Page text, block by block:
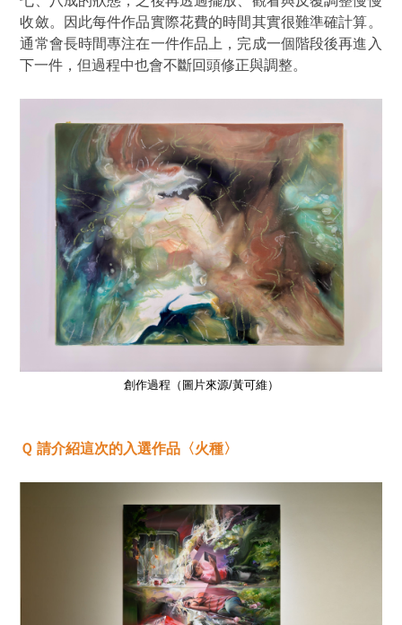
收斂。因此每件作品實際花費的時間其實很難準確計算。
通常會長時間專注在一件作品上，完成一個階段後再進入
下一件，但過程中也會不斷回頭修正與調整。
創作過程 （圖片來源/黃可維）
Ｑ 請介紹這次的入選作品〈火種〉